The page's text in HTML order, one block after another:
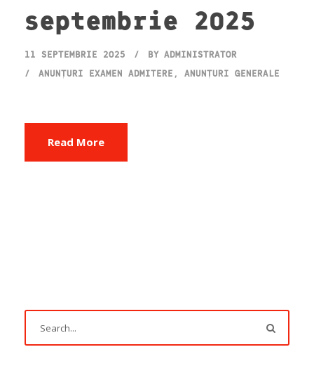
septembrie 2025
11 SEPTEMBRIE 2025 BY ADMINISTRATOR
ANUNȚURI EXAMEN ADMITERE , ANUNȚURI GENERALE
Read More